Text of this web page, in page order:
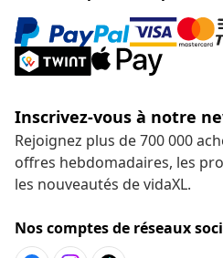
Inscrivez-vous à notre
Rejoignez plus de 700 000
offres hebdomadaires, les
les nouveautés de vidaXL.
Nos comptes de réseaux